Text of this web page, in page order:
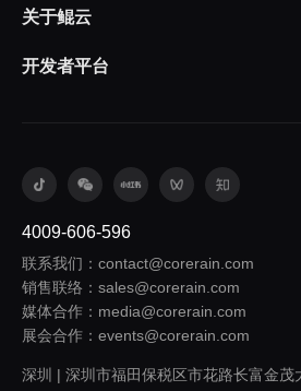
关于鲲云
开发者平台
4009-606-596
联系我们：contact@corerain.com
销售联络：sales@corerain.com
媒体合作：media@corerain.com
展会合作：events@corerain.com
深圳 | 深圳市福田保税区市花路长富金茂